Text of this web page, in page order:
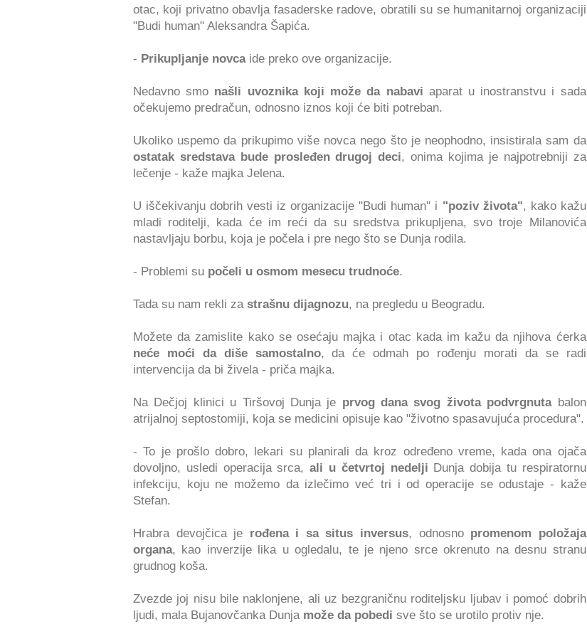
otac, koji privatno obavlja fasaderske radove, obratili su se humanitarnoj organizaciji
"Budi human" Aleksandra Šapića.
- Prikupljanje novca ide preko ove organizacije.
Nedavno smo našli uvoznika koji može da nabavi aparat u inostranstvu i sada
očekujemo predračun, odnosno iznos koji će biti potreban.
Ukoliko uspemo da prikupimo više novca nego što je neophodno, insistirala sam da
ostatak sredstava bude prosleđen drugoj deci, onima kojima je najpotrebniji za
lečenje - kaže majka Jelena.
U iščekivanju dobrih vesti iz organizacije "Budi human" i "poziv života", kako kažu
mladi roditelji, kada će im reći da su sredstva prikupljena, svo troje Milanovića
nastavljaju borbu, koja je počela i pre nego što se Dunja rodila.
- Problemi su počeli u osmom mesecu trudnoće.
Tada su nam rekli za strašnu dijagnozu, na pregledu u Beogradu.
Možete da zamislite kako se osećaju majka i otac kada im kažu da njihova ćerka
neće moći da diše samostalno, da će odmah po rođenju morati da se radi
intervencija da bi živela - priča majka.
Na Dečjoj klinici u Tiršovoj Dunja je prvog dana svog života podvrgnutabalon
atrijalnoj septostomiji, koja se medicini opisuje kao "životno spasavujuća procedura".
- To je prošlo dobro, lekari su planirali da kroz određeno vreme, kada ona ojača
dovoljno, usledi operacija srca,ali u četvrtoj nedelji Dunja dobija tu respiratornu
infekciju, koju ne možemo da izlečimo već tri i od operacije se odustaje - kaže
Stefan.
Hrabra devojčica je rođena i sa situs inversus, odnosno promenom položaja
organa, kao inverzije lika u ogledalu, te je njeno srce okrenuto na desnu stranu
grudnog koša.
Zvezde joj nisu bile naklonjene, ali uz bezgraničnu roditeljsku ljubav i pomoć dobrih
ljudi, mala Bujanovčanka Dunja može da pobedi sve što se urotilo protiv nje.